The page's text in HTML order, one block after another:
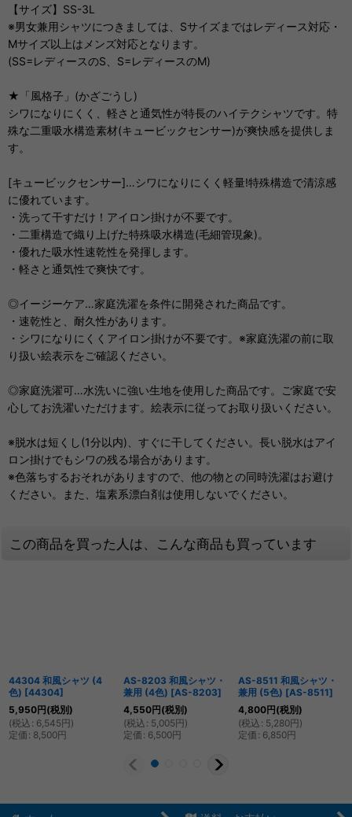
【サイズ】SS-3L
※男女兼用シャツにつきましては、Sサイズまではレディース対応・
Mサイズ以上はメンズ対応となります。
(SS=レディースのS、S=レディースのM)
★「風格子」(かざごうし)
シワになりにくく、軽さと通気性が特長のハイテクシャツです。特
殊な二重吸水構造素材(キュービックセンサー)が爽快感を提供しま
す。
[キュービックセンサー]…シワになりにくく軽量!特殊構造で清涼感
に優れています。
・洗って干すだけ！アイロン掛けが不要です。
・二重構造で織り上げた特殊吸水構造(毛細管現象)。
・優れた吸水性速乾性を発揮します。
・軽さと通気性で爽快です。
◎イージーケア…家庭洗濯を条件に開発された商品です。
・速乾性と、耐久性があります。
・シワになりにくくアイロン掛けが不要です。※家庭洗濯の前に取
り扱い絵表示をご確認ください。
◎家庭洗濯可…水洗いに強い生地を使用した商品です。ご家庭で安
心してお洗濯いただけます。絵表示に従ってお取り扱いください。
※脱水は短くし(1分以内)、すぐに干してください。長い脱水はアイ
ロン掛けでもシワの残る場合があります。
※色落ちするおそれがありますので、他の物との同時洗濯はお避け
ください。また、塩素系漂白剤は使用しないでください。
この商品を買った人は、こんな商品も買っています
44304 和風シャツ (4
色) [44304]
5,950円(税別)
(税込 : 6,545円)
定価 : 8,500円
AS-8203 和風シャツ・
兼用 (4色) [AS-8203]
4,550円(税別)
(税込 : 5,005円)
定価 : 6,500円
AS-8511 和風シャツ・
兼用 (5色) [AS-8511]
4,800円(税別)
(税込 : 5,280円)
定価 : 6,850円